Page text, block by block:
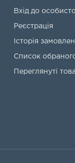
Вхід до
Реєстрація
Історія
Список
Переглянуті